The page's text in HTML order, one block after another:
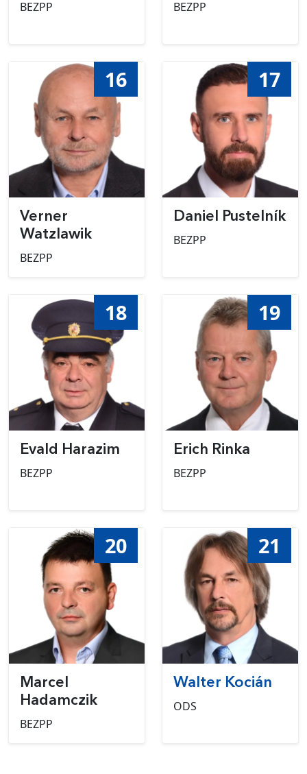
BEZPP BEZPP
16
Verner
Watzlawik
BEZPP
17
Daniel Pustelník
BEZPP
18
Evald Harazim
BEZPP
19
Erich Rinka
BEZPP
20
Marcel
Hadamczik
BEZPP
21
Walter Kocián
ODS